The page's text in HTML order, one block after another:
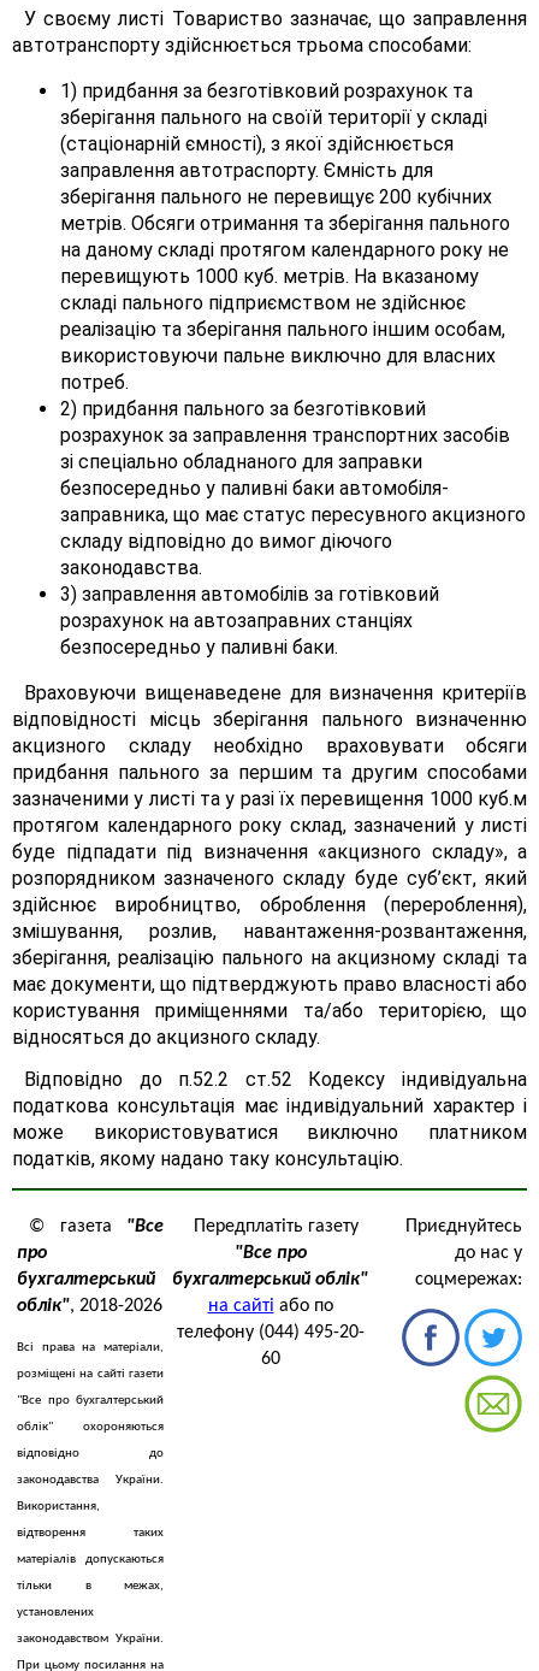
У своєму листі Товариство зазначає, що заправлення
автотранспорту здійснюється трьома способами:
1) придбання за безготівковий розрахунок та
зберігання пального на своїй території у складі
(стаціонарній ємності), з якої здійснюється
заправлення автотраспорту. Ємність для
зберігання пального не перевищує 200 кубічних
метрів. Обсяги отримання та зберігання пального
на даному складі протягом календарного року не
перевищують 1000 куб. метрів. На вказаному
складі пального підприємством не здійснює
реалізацію та зберігання пального іншим особам,
використовуючи пальне виключно для власних
потреб.
2) придбання пального за безготівковий
розрахунок за заправлення транспортних засобів
зі спеціально обладнаного для заправки
безпосередньо у паливні баки автомобіля-
заправника, що має статус пересувного акцизного
складу відповідно до вимог діючого
законодавства.
3) заправлення автомобілів за готівковий
розрахунок на автозаправних станціях
безпосередньо у паливні баки.
Враховуючи вищенаведене для визначення критеріїв
відповідності місць зберігання пального визначенню
акцизного складу необхідно враховувати обсяги
придбання пального за першим та другим способами
зазначеними у листі та у разі їх перевищення 1000 куб.м
протягом календарного року склад, зазначений у листі
буде підпадати під визначення «акцизного складу», а
розпорядником зазначеного складу буде суб’єкт, який
здійснює виробництво, оброблення (перероблення),
змішування, розлив, навантаження-розвантаження,
зберігання, реалізацію пального на акцизному складі та
має документи, що підтверджують право власності або
користування приміщеннями та/або територією, що
відносяться до акцизного складу.
Відповідно до п.52.2 ст.52 Кодексу індивідуальна
податкова консультація має індивідуальний характер і
може використовуватися виключно платником
податків, якому надано таку консультацію.
© газета "Все
про
бухгалтерський
облік", 2018-2026
Всі права на матеріали,
розміщені на сайті газети
"Все про бухгалтерський
облік" охороняються
відповідно до
законодавства України.
Використання,
відтворення таких
матеріалів допускаються
тільки в межах,
установлених
законодавством України.
При цьому посилання на
Передплатіть газету
"Все про
бухгалтерський облік"
на сайті або по
телефону (044) 495-20-
60
Приєднуйтесь
до нас у
соцмережах: